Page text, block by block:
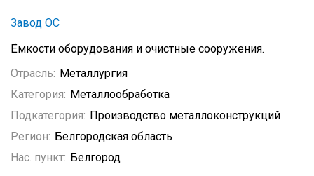
Завод ОС
Ёмкости оборудования и очистные сооружения.
Отрасль: Металлургия
Категория: Металлообработка
Подкатегория: Производство металлоконструкций
Регион: Белгородская область
Нас. пункт: Белгород